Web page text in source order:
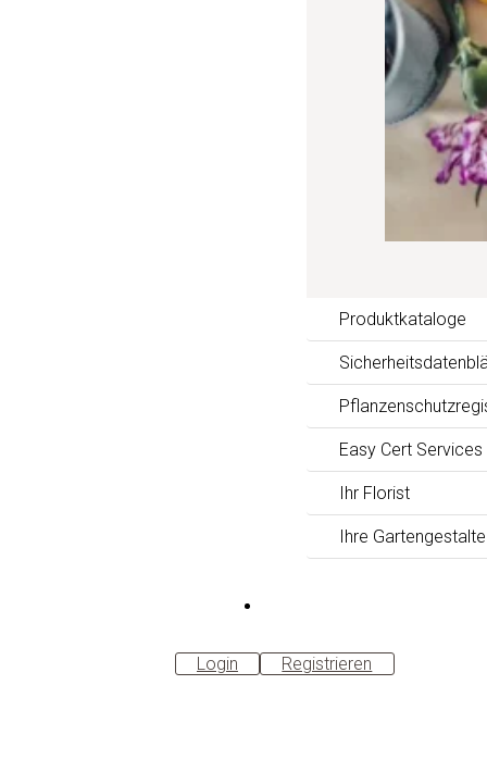
Produktkataloge
Easy Cert Services
Ihr Florist
Ihre
Login
Registrieren